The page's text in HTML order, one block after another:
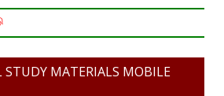
MATERIALS MOBILE